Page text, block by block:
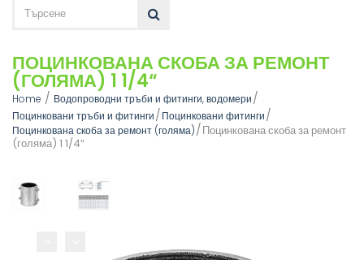
ПОЦИНКОВАНА СКОБА ЗА РЕМОНТ
(ГОЛЯМА) 1 1/4“
Home
Водопроводни тръби и фитинги, водомери
Поцинковани тръби и фитинги
Поцинковани фитинги
Поцинкована скоба за ремонт (голяма)
Поцинкована скоба за ремонт
(голяма) 1 1/4“